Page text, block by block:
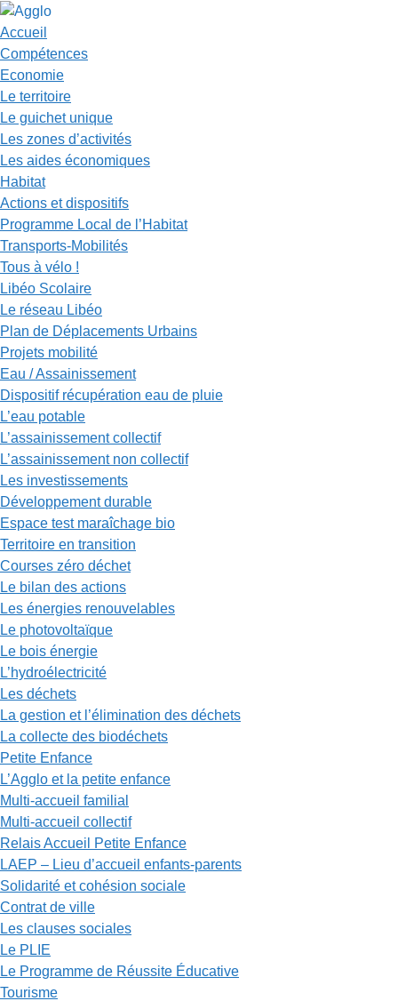
Accueil
Compétences
Economie
Le territoire
Le guichet unique
Les zones d’activités
Les aides économiques
Habitat
Actions et dispositifs
Programme Local de l’Habitat
Transports-Mobilités
Tous à vélo !
Libéo Scolaire
Le réseau Libéo
Plan de Déplacements Urbains
Projets mobilité
Eau / Assainissement
Dispositif récupération eau de pluie
L’eau potable
L’assainissement collectif
L’assainissement non collectif
Les investissements
Développement durable
Espace test maraîchage bio
Territoire en transition
Courses zéro déchet
Le bilan des actions
Les énergies renouvelables
Le photovoltaïque
Le bois énergie
L’hydroélectricité
Les déchets
La gestion et l’élimination des déchets
La collecte des biodéchets
Petite Enfance
L’Agglo et la petite enfance
Multi-accueil familial
Multi-accueil collectif
Relais Accueil Petite Enfance
LAEP – Lieu d’accueil enfants-parents
Solidarité et cohésion sociale
Contrat de ville
Les clauses sociales
Le PLIE
Le Programme de Réussite Éducative
Tourisme